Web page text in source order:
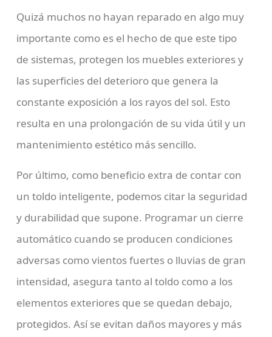
Quizá muchos no hayan reparado en algo muy
importante como es el hecho de que este tipo
de sistemas, protegen los muebles exteriores y
las superficies del deterioro que genera la
constante exposición a los rayos del sol. Esto
resulta en una prolongación de su vida útil y un
mantenimiento estético más sencillo.
Por último, como beneficio extra de contar con
un toldo inteligente, podemos citar la seguridad
y durabilidad que supone. Programar un cierre
automático cuando se producen condiciones
adversas como vientos fuertes o lluvias de gran
intensidad, asegura tanto al toldo como a los
elementos exteriores que se quedan debajo,
protegidos. Así se evitan daños mayores y más